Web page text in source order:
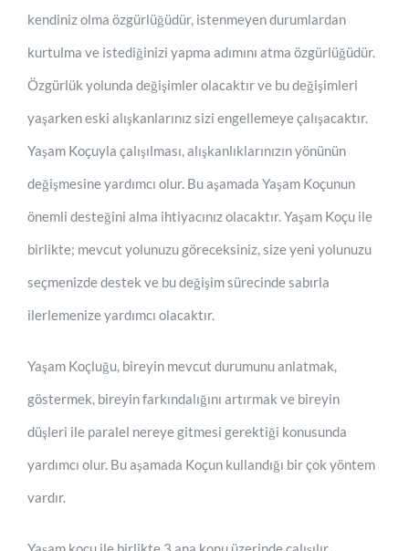
kendiniz olma özgürlüğüdür, istenmeyen durumlardan
kurtulma ve istediğinizi yapma adımını atma özgürlüğüdür.
Özgürlük yolunda değişimler olacaktır ve bu değişimleri
yaşarken eski alışkanlarınız sizi engellemeye çalışacaktır.
Yaşam Koçuyla çalışılması, alışkanlıklarınızın yönünün
değişmesine yardımcı olur. Bu aşamada Yaşam Koçunun
önemli desteğini alma ihtiyacınız olacaktır. Yaşam Koçu ile
birlikte; mevcut yolunuzu göreceksiniz, size yeni yolunuzu
seçmenizde destek ve bu değişim sürecinde sabırla
ilerlemenize yardımcı olacaktır.
Yaşam Koçluğu, bireyin mevcut durumunu anlatmak,
göstermek, bireyin farkındalığını artırmak ve bireyin
düşleri ile paralel nereye gitmesi gerektiği konusunda
yardımcı olur. Bu aşamada Koçun kullandığı bir çok yöntem
vardır.